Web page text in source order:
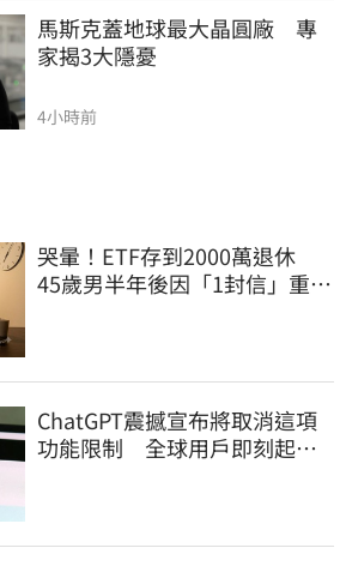
馬斯克蓋地球最大晶圓廠　專
家揭3大隱憂
4小時前
哭暈！ETF存到2000萬退休
45歲男半年後因「1封信」重回
ChatGPT震撼宣布將取消這項
功能限制 全球用戶即刻起